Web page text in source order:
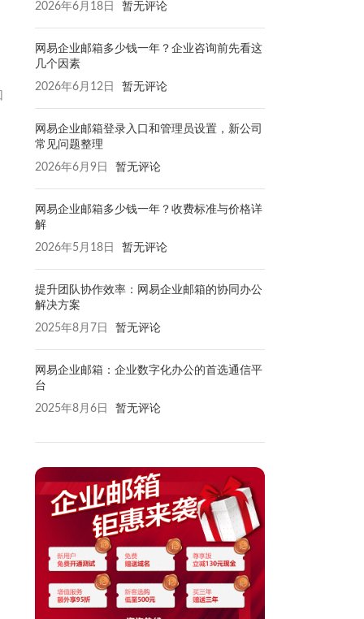
2026年6月18日 暂无评论
网易企业邮箱多少钱一年？企业咨询前先看这
几个因素
2026年6月12日 暂无评论
网易企业邮箱登录入口和管理员设置，新公司
常见问题整理
2026年6月9日 暂无评论
网易企业邮箱多少钱一年？收费标准与价格详
解
2026年5月18日 暂无评论
提升团队协作效率：网易企业邮箱的协同办公
解决方案
2025年8月7日 暂无评论
网易企业邮箱：企业数字化办公的首选通信平
台
2025年8月6日 暂无评论